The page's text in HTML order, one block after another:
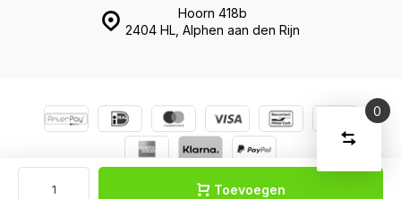
Toevoegen
Hoorn 418b
2404 HL, Alphen aan den Rijn
0
Vergelijk
Verwijder
U
Start